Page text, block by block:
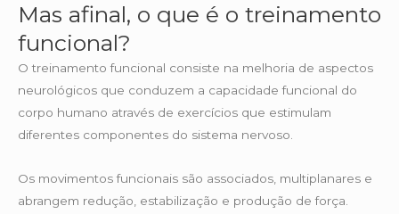
Mas afinal, o que é o treinamento
funcional?
O treinamento funcional consiste na melhoria de aspectos
neurológicos que conduzem a capacidade funcional do
corpo humano através de exercícios que estimulam
diferentes componentes do sistema nervoso.
Os movimentos funcionais são associados, multiplanares e
abrangem redução, estabilização e produção de força.